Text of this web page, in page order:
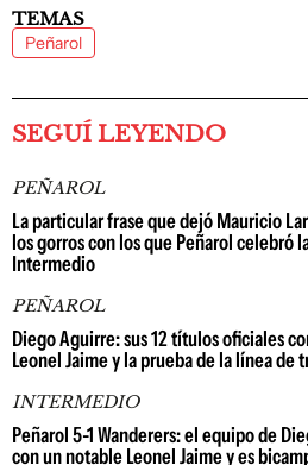
TEMAS
Peñarol
SEGUÍ LEYENDO
PEÑAROL
La particular frase que dejó Mauricio
los gorros con los que Peñarol celebró
Intermedio
PEÑAROL
Diego Aguirre: sus 12 títulos oficiales
Leonel Jaime y la prueba de la línea
INTERMEDIO
Peñarol 5-1 Wanderers: el equipo de
con un notable Leonel Jaime y es